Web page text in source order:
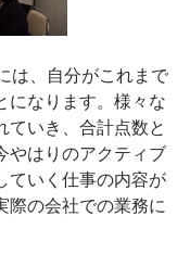
は、自分がこれまで
になります。様々な
ていき、合計点数と
やはりのアクティブ
ていく仕事の内容が
際の会社での業務に